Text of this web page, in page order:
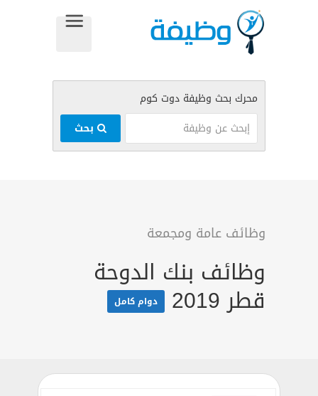
وظائف عامة ومجمعة
وظائف بنك الدوحة
قطر 2019 دوام كامل